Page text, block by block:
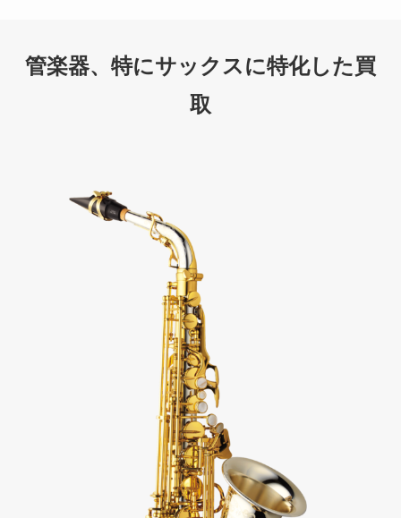
管楽器、特にサックスに特化した買
取